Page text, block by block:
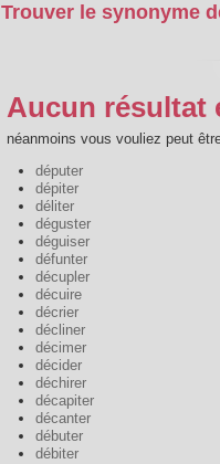
Trouver le synonyme
Aucun résultat
néanmoins vous vouliez peut
députer
dépiter
déliter
déguster
déguiser
défunter
décupler
décuire
décrier
décliner
décimer
décider
déchirer
décapiter
décanter
débuter
débiter